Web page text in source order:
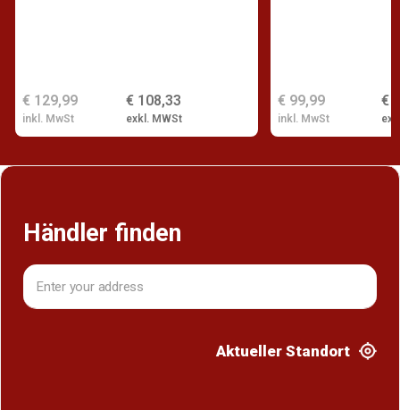
€ 108,33
exkl. MWSt
€ 129,99
inkl. MwSt
€
€ 99,99
inkl. MwSt
Händler finden
Aktueller Standort